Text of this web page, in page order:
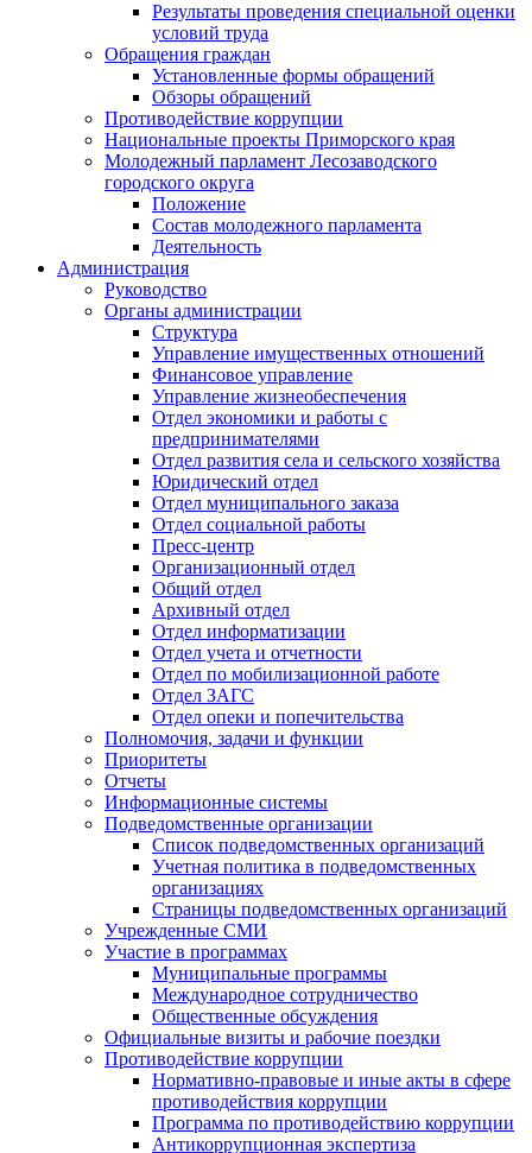
Результаты проведения специальной оценки
условий труда
Обращения граждан
Установленные формы обращений
Обзоры обращений
Противодействие коррупции
Национальные проекты Приморского края
Молодежный парламент Лесозаводского
городского округа
Положение
Состав молодежного парламента
Деятельность
Администрация
Руководство
Органы администрации
Структура
Управление имущественных отношений
Финансовое управление
Управление жизнеобеспечения
Отдел экономики и работы с
предпринимателями
Отдел развития села и сельского хозяйства
Юридический отдел
Отдел муниципального заказа
Отдел социальной работы
Пресс-центр
Организационный отдел
Общий отдел
Архивный отдел
Отдел информатизации
Отдел учета и отчетности
Отдел по мобилизационной работе
Отдел ЗАГС
Отдел опеки и попечительства
Полномочия, задачи и функции
Приоритеты
Отчеты
Информационные системы
Подведомственные организации
Список подведомственных организаций
Учетная политика в подведомственных
организациях
Страницы подведомственных организаций
Учрежденные СМИ
Участие в программах
Муниципальные программы
Международное сотрудничество
Общественные обсуждения
Официальные визиты и рабочие поездки
Противодействие коррупции
Нормативно-правовые и иные акты в сфере
противодействия коррупции
Программа по противодействию коррупции
Антикоррупционная экспертиза